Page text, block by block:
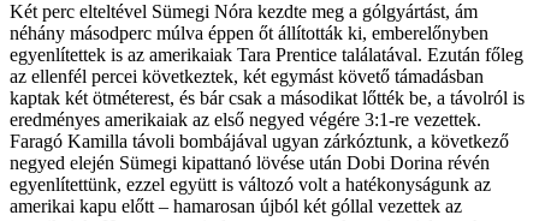
Két perc elteltével Sümegi Nóra kezdte meg a gólgyártást, ám
néhány másodperc múlva éppen őt állították ki, emberelőnyben
egyenlítettek is az amerikaiak Tara Prentice találatával. Ezután főleg
az ellenfél percei következtek, két egymást követő támadásban
kaptak két ötméterest, és bár csak a másodikat lőtték be, a távolról is
eredményes amerikaiak az első negyed végére 3:1-re vezettek.
Faragó Kamilla távoli bombájával ugyan zárkóztunk, a következő
negyed elején Sümegi kipattanó lövése után Dobi Dorina révén
egyenlítettünk, ezzel együtt is változó volt a hatékonyságunk az
amerikai kapu előtt – hamarosan újból két góllal vezettek az